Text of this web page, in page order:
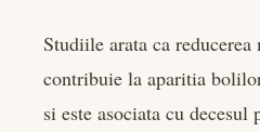
Studiile arata ca reducerea
contribuie la aparitia
si este asociata cu